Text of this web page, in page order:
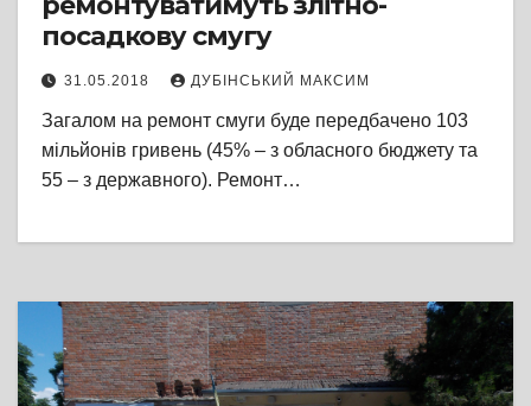
посадкову смугу
31.05.2018 ДУБІНСЬКИЙ МАКСИМ
Загалом на ремонт смуги буде передбачено 103
мільйонів гривень (45% – з обласного бюджету та
55 – з державного). Ремонт…